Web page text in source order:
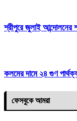
শ্রীপুরে জুলাই আন্দোলনের
কলমের দামে ২৪ গুণ
ফেসবুকে আমরা